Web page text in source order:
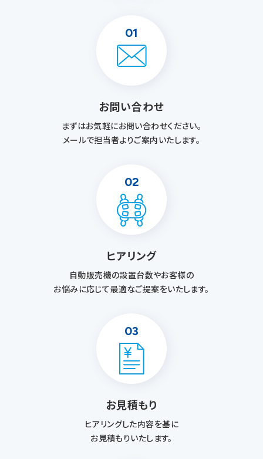
01
お問い合わせ
まずはお気軽にお問い合わせください。
メールで担当者よりご案内いたします。
02
ヒアリング
自動販売機の設置台数やお客様の
お悩みに応じて最適なご提案をいたします。
03
お見積もり
ヒアリングした内容を基に
お見積もりいたします。